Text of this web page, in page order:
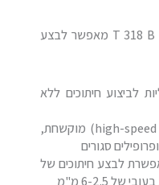
להב מסור אנכי T 318 B Basic for Metal מאפשר לבצע
לביצוע חיתוכים ללא
להב שמיוצר מפלדת HSS (‏high-speed steel) מוקשחת,
סגורים
עדין (2 מ"מ) מאפשרת לבצע חיתוכים של